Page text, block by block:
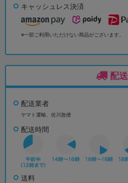
キャッシュレス決済
※一部ご利用いただけない商品がございます。
配送
配送業者
ヤマト運輸、佐川急便
配送時間
送料